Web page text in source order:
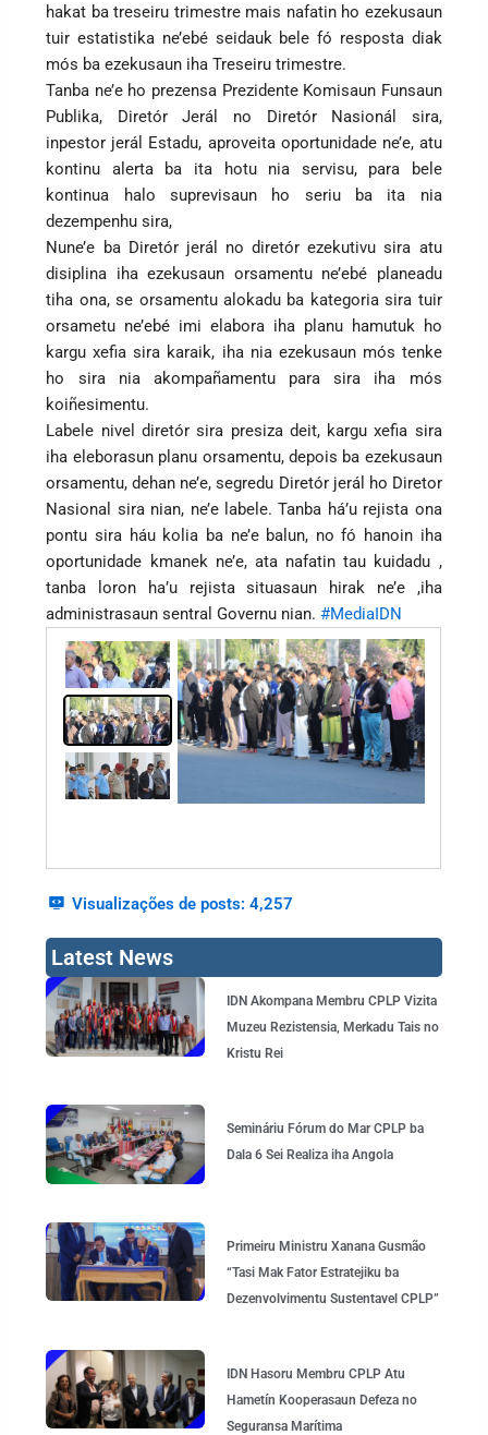
hakat ba treseiru trimestre mais nafatin ho ezekusaun
tuir estatistika ne’ebé seidauk bele fó resposta diak
mós ba ezekusaun iha Treseiru trimestre.
Tanba ne’e ho prezensa Prezidente Komisaun Funsaun
Publika, Diretór Jerál no Diretór Nasionál sira,
inpestor jerál Estadu, aproveita oportunidade ne’e, atu
kontinu alerta ba ita hotu nia servisu, para bele
kontinua halo suprevisaun ho seriu ba ita nia
dezempenhu sira,
Nune’e ba Diretór jerál no diretór ezekutivu sira atu
disiplina iha ezekusaun orsamentu ne’ebé planeadu
tiha ona, se orsamentu alokadu ba kategoria sira tuir
orsametu ne’ebé imi elabora iha planu hamutuk ho
kargu xefia sira karaik, iha nia ezekusaun mós tenke
ho sira nia akompañamentu para sira iha mós
koiñesimentu.
Labele nivel diretór sira presiza deit, kargu xefia sira
iha eleborasun planu orsamentu, depois ba ezekusaun
orsamentu, dehan ne’e, segredu Diretór jerál ho Diretor
Nasional sira nian, ne’e labele. Tanba há’u rejista ona
pontu sira háu kolia ba ne’e balun, no fó hanoin iha
oportunidade kmanek ne’e, ata nafatin tau kuidadu ,
tanba loron ha’u rejista situasaun hirak ne’e ,iha
administrasaun sentral Governu nian.#MediaIDN
Visualizações de posts: 4,257
Latest News
IDN Akompana Membru CPLP Vizita
Muzeu Rezistensia, Merkadu Tais no
Kristu Rei
Semináriu Fórum do Mar CPLP ba
Dala 6 Sei Realiza iha Angola
Primeiru Ministru Xanana Gusmão
“Tasi Mak Fator Estratejiku ba
Dezenvolvimentu Sustentavel CPLP”
IDN Hasoru Membru CPLP Atu
Hametín Kooperasaun Defeza no
Seguransa Marítima
Page